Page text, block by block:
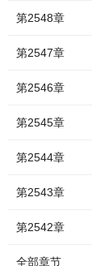
第2548章
第2547章
第2546章
第2545章
第2544章
第2543章
第2542章
全部章节